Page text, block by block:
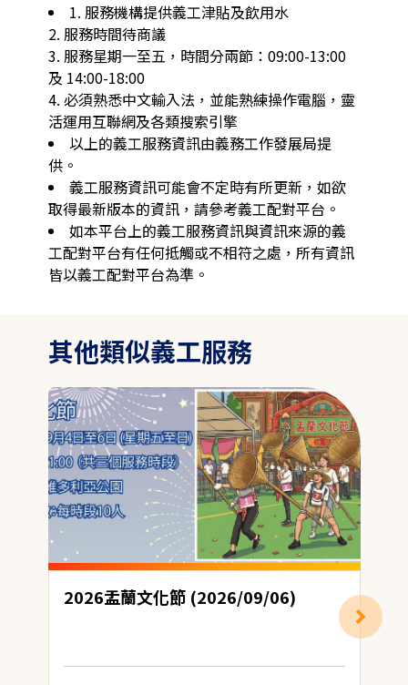
1. 服務機構提供義工津貼及飲用水
2. 服務時間待商議
3. 服務星期一至五，時間分兩節：09:00-13:00
及 14:00-18:00
4. ​必須熟悉中文輸入法，並能熟練操作電腦，靈
活運用互聯網及各類搜索引擎
以上的義工服務資訊由義務工作發展局提
供。
義工服務資訊可能會不定時有所更新，如欲
取得最新版本的資訊，請參考義工配對平台。
如本平台上的義工服務資訊與資訊來源的義
工配對平台有任何抵觸或不相符之處，所有資訊
皆以義工配對平台為準。
其他類似義工服務
2026盂蘭文化節 (2026/09/06)